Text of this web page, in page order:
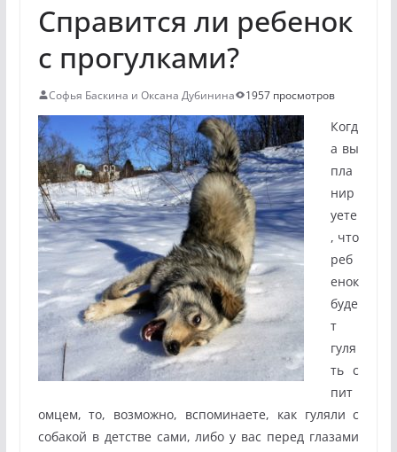
Справится ли ребенок
с прогулками?
Софья Баскина и Оксана Дубинина 1957 просмотров
Когд
а вы
пла
нир
уете
, что
реб
енок
буде
т
гуля
ть с
пит
омцем, то, возможно, вспоминаете, как гуляли с
собакой в детстве сами, либо у вас перед глазами